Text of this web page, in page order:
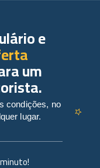
e
um
condições, no
lugar.